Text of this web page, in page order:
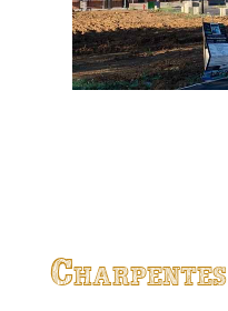
Charpentes